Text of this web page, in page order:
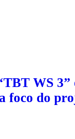
WS 3”
foco do